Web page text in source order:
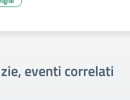
eventi correlati